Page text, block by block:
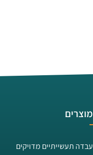
תעשייתיים מדויקים